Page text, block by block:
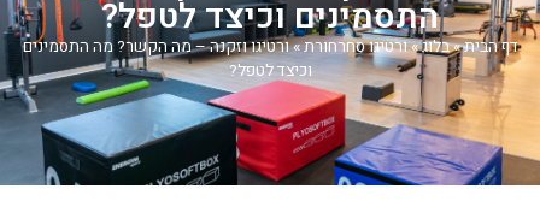
התסמינים וכיצד לטפל?
דף הבית»בלוג»ורטיגו סחרחורת»ורטיגו וזקנה – מה הקשר? מה התסמינים
וכיצד לטפל?